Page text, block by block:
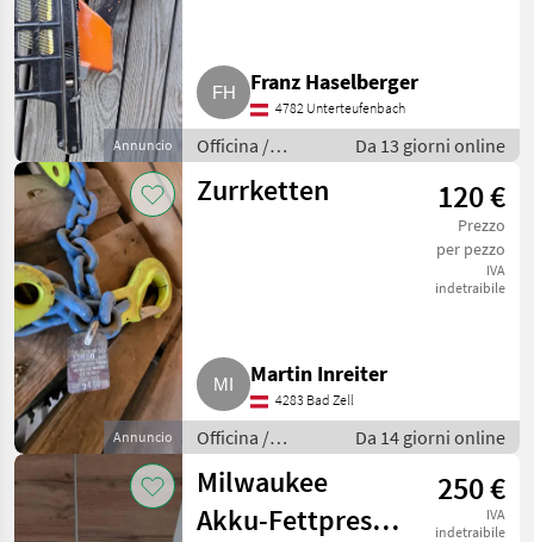
Annuncio
Franz Haselberger
4782 Unterteufenbach
Officina /
Attrezzeria
Da 13 giorni online
Annuncio
Zurrketten 120 €
Prezzo
per pezzo
IVA
indetraibile
Martin Inreiter
4283 Bad Zell
Officina /
Attrezzeria
Da 14 giorni online
Milwaukee
Akku-Fettpresse
250 €
IVA
indetraibile